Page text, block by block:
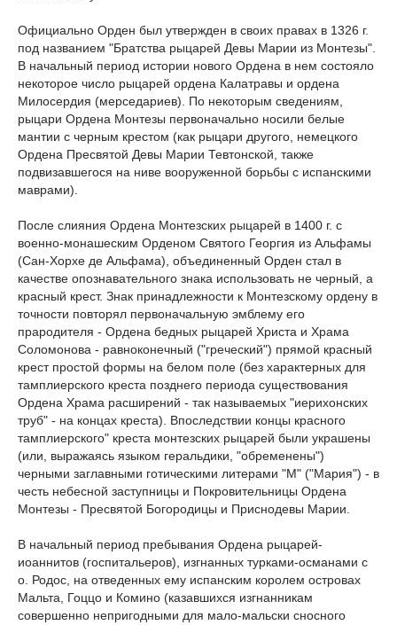
Официально Орден был утвержден в своих правах в 1326 г.
под названием "Братства рыцарей Девы Марии из Монтезы".
В начальный период истории нового Ордена в нем состояло
некоторое число рыцарей ордена Калатравы и ордена
Милосердия (мерседариев). По некоторым сведениям,
рыцари Ордена Монтезы первоначально носили белые
мантии с черным крестом (как рыцари другого, немецкого
Ордена Пресвятой Девы Марии Тевтонской, также
подвизавшегося на ниве вооруженной борьбы с испанскими
маврами).
После слияния Ордена Монтезских рыцарей в 1400 г. с
военно-монашеским Орденом Святого Георгия из Альфамы
(Сан-Хорхе де Альфама), объединенный Орден стал в
качестве опознавательного знака использовать не черный, а
красный крест. Знак принадлежности к Монтезскому ордену в
точности повторял первоначальную эмблему его
прародителя - Ордена бедных рыцарей Христа и Храма
Соломонова - равноконечный ("греческий") прямой красный
крест простой формы на белом поле (без характерных для
тамплиерского креста позднего периода существования
Ордена Храма расширений - так называемых "иерихонских
труб" - на концах креста). Впоследствии концы красного
тамплиерского" креста монтезских рыцарей были украшены
(или, выражаясь языком геральдики, "обременены")
черными заглавными готическими литерами "М" ("Мария") - в
честь небесной заступницы и Покровительницы Ордена
Монтезы - Пресвятой Богородицы и Приснодевы Марии.
В начальный период пребывания Ордена рыцарей-
иоаннитов (госпитальеров), изгнанных турками-османами с
о. Родос, на отведенных ему испанским королем островах
Мальта, Гоццо и Комино (казавшихся изгнанникам
совершенно непригодными для мало-мальски сносного